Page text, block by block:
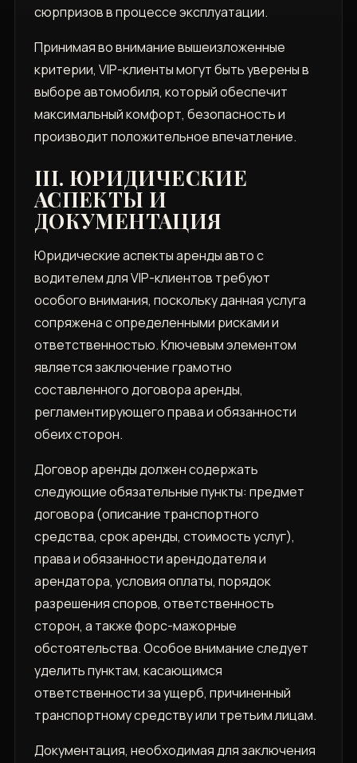
сюрпризов в процессе эксплуатации.
Принимая во внимание вышеизложенные
критерии, VIP-клиенты могут быть уверены в
выборе автомобиля, который обеспечит
максимальный комфорт, безопасность и
производит положительное впечатление.
III. ЮРИДИЧЕСКИЕ
АСПЕКТЫ И
ДОКУМЕНТАЦИЯ
Юридические аспекты аренды авто с
водителем для VIP-клиентов требуют
особого внимания, поскольку данная услуга
сопряжена с определенными рисками и
ответственностью. Ключевым элементом
является заключение грамотно
составленного договора аренды,
регламентирующего права и обязанности
обеих сторон.
Договор аренды должен содержать
следующие обязательные пункты: предмет
договора (описание транспортного
средства, срок аренды, стоимость услуг),
права и обязанности арендодателя и
арендатора, условия оплаты, порядок
разрешения споров, ответственность
сторон, а также форс-мажорные
обстоятельства. Особое внимание следует
уделить пунктам, касающимся
ответственности за ущерб, причиненный
транспортному средству или третьим лицам.
Документация, необходимая для заключения